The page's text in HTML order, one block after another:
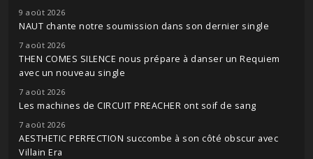
9 août 2026
NAUT chante notre soumission dans son dernier single
7 août 2026
THEN COMES SILENCE nous prépare à danser un Requiem
avec un nouveau single
7 août 2026
Les machines de CIRCUIT PREACHER ont soif de sang
7 août 2026
AESTHETIC PERFECTION succombe à son côté obscur avec
Villain Era